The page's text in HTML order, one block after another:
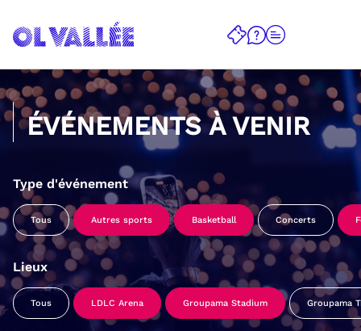
ÉVÉNEMENTS À VENIR
Type d'événement
Tous Autres sports Basketball Concerts
Lieux
Tous LDLC Arena Groupama Stadium Groupama